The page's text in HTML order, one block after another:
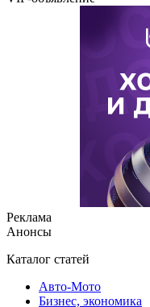
Реклама
Анонсы
Каталог статей
Авто-Мото
Бизнес, экономика